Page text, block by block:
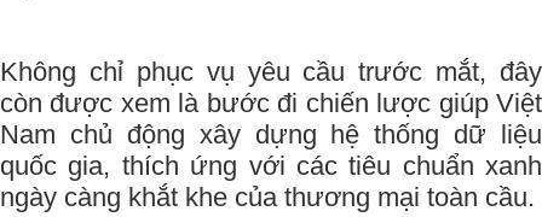
Không chỉ phục vụ yêu cầu trước mắt, đây
còn được xem là bước đi chiến lược giúp Việt
Nam chủ động xây dựng hệ thống dữ liệu
quốc gia, thích ứng với các tiêu chuẩn xanh
ngày càng khắt khe của thương mại toàn cầu.